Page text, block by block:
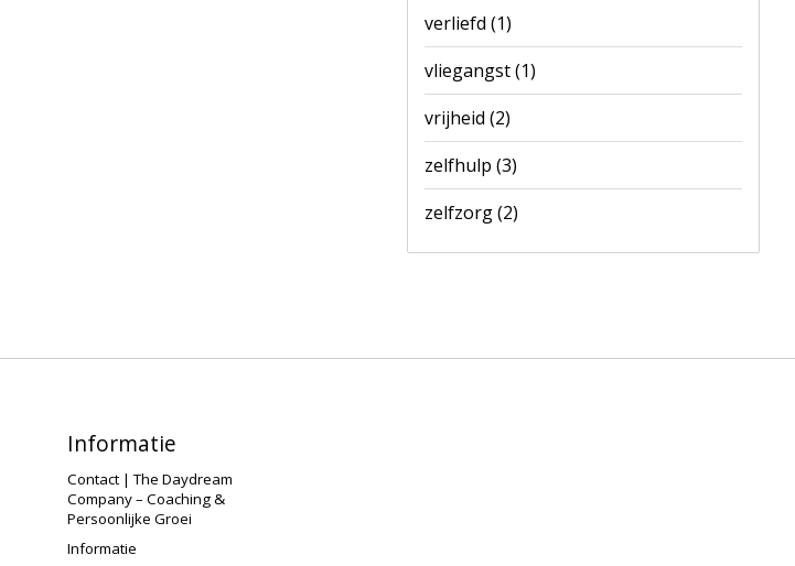
verliefd (1)
vliegangst(1)
vrijheid (2)
zelfhulp (3)
zelfzorg(2)
Informatie
Contact | The Daydream
Company – Coaching &
Persoonlijke Groei
Informatie